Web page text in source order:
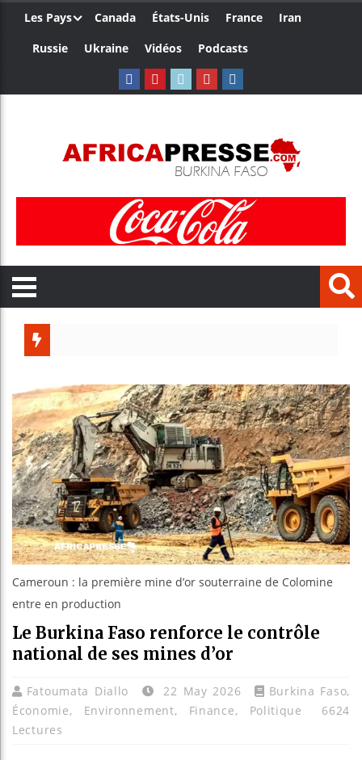
Les Pays Canada États-Unis France
Iran
Russie
Ukraine Vidéos Podcasts
Côte
Tunisie :
Ceuta :
Cameroun : la première mine d’or souterraine de Colomine
entre en production
Le Burkina Faso renforce le contrôle
national de ses mines d’or
Fatoumata Diallo 22 May 2026 Burkina Faso,
Économie, Environnement, Finance, Politique
6624
Lectures